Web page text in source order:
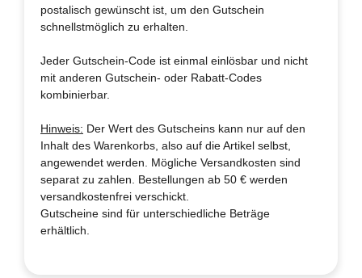
postalisch gewünscht ist, um den Gutschein
schnellstmöglich zu erhalten.
Jeder Gutschein-Code ist einmal einlösbar und nicht
mit anderen Gutschein- oder Rabatt-Codes
kombinierbar.
Hinweis: Der Wert des Gutscheins kann nur auf den
Inhalt des Warenkorbs, also auf die Artikel selbst,
angewendet werden. Mögliche Versandkosten sind
separat zu zahlen. Bestellungen ab 50 € werden
versandkostenfrei verschickt.
Gutscheine sind für unterschiedliche Beträge
erhältlich.